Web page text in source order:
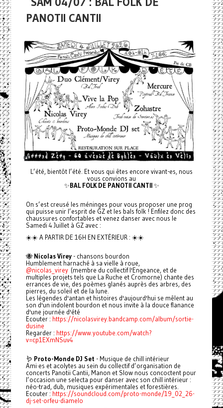
PANOTII CANTII
L’été, bientôt l’été. Et vous qui êtes encore vivant-es, nous
vous convions au
✨BAL FOLK DE PANOTII CANTII✨
On s’est creusé les méninges pour vous proposer une prog
qui puisse unir l’esprit de GZ et les bals folk ! Enfilez donc des
chaussures confortables et venez danser avec nous le
Samedi 4 Juillet à GZ avec :
☀️☀️ A PARTIR DE 16H EN EXTÉRIEUR : ☀️☀️
🐝Nicolas Virey- chansons bourdon
Humblement harnaché à sa vielle à roue,
@nicolas_virey(membre du collectif l'Engeance, et de
multiples projets tels que La Ruche et Cromorne) chante des
errances de vie, des poèmes glanés auprès des arbres, des
pierres, du soleil et de la lune.
Les légendes d'antan et histoires d'aujourd'hui se mêlent au
son d'un indolent bourdon et nous invite à la douce flanance
d'une journée d'été
Ecouter : https://nicolasvirey.bandcamp.com/album/sortie-
dusine
Regarder : https://www.youtube.com/watch?
v=cp1EXmNSuv4
🪱 Proto-Monde DJ Set - Musique de chill intérieur
Ami·es et acolytes au sein du collectif d’organisation de
concerts Panotii Cantii, Manon et Slow nous concoctent pour
l’occasion une selecta pour danser avec son chill intérieur :
néo-trad, dub, musiques expérimentales et forestières.
Ecouter : https://soundcloud.com/proto-monde/19_02_26-
dj-set-orfeu-diamelo